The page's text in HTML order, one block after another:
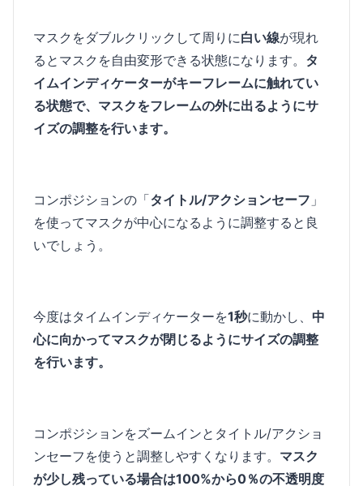
マスクをダブルクリックして周りに白い線が現れ
るとマスクを自由変形できる状態になります。 タ
イムインディケーターがキーフレームに触れてい
る状態で、マスクをフレームの外に出るようにサ
イズの調整を行います。
コンポジションの「タイトル/アクションセーフ 」
を使ってマスクが中心になるように調整すると良
いでしょう。
今度はタイムインディケーターを1秒に動かし、 中
心に向かってマスクが閉じるようにサイズの調整
を行います。
コンポジションをズームインとタイトル/アクショ
ンセーフを使うと調整しやすくなります。 マスク
が少し残っている場合は100%から0％の不透明度